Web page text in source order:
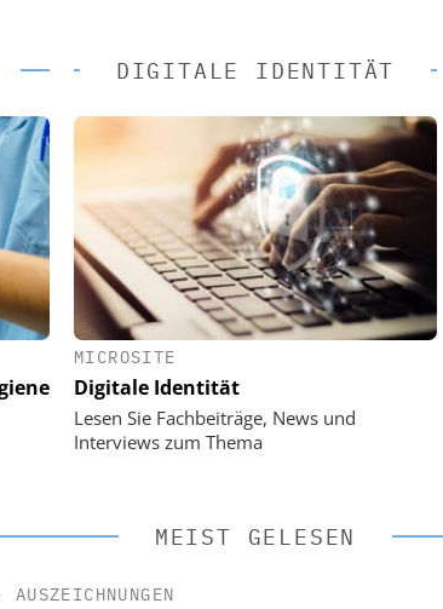
DIGITALE IDENTITÄT
MICROSITE
Digitale Identität
Lesen Sie Fachbeiträge, News und
Interviews zum Thema
digitaler
Digitalisierung im
Personalmanagement: Von digitaler
Ordnung zur KI-fähigen Steuerung
MEIST GELESEN
AUSZEICHNUNGEN